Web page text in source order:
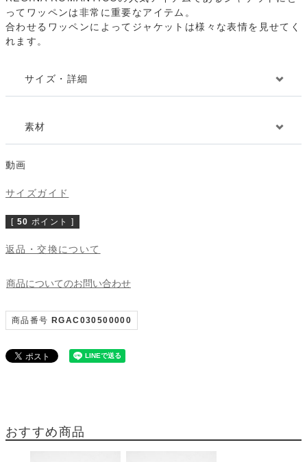
ってワッペンは非常に重要なアイテム。
合わせるワッペンによってジャケットは様々な表情を見せてく
れます。
サイズ・詳細
素材
動画
サイズガイド
[ 50 ポイント ]
返品・交換について
商品についてのお問い合わせ
商品番号 RGAC030500000
おすすめ商品